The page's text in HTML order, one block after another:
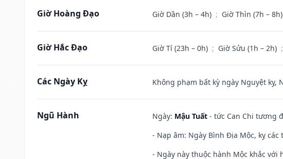
Giờ Hoàng Đạo Giờ Dần (3h – 4h) ; Giờ Thìn (7h – 8h)
Giờ Hắc Đạo Giờ Tí (23h – 0h) ; Giờ Sửu (1h – 2h) ;
Các Ngày Kỵ Không phạm bất kỳ ngày Nguyệt kỵ,
Ngũ Hành Ngày: Mậu Tuất - tức Can Chi tương
- Nạp âm: Ngày Bình Địa Mộc, kỵ
- Ngày này thuộc hành Mộc khắc với